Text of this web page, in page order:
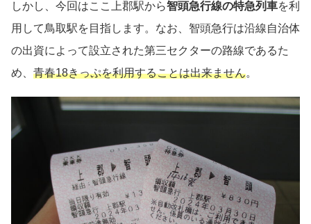
しかし、今回はここ上郡駅から智頭急行線の特急列車を利
用して鳥取駅を目指します。なお、智頭急行は沿線自治体
の出資によって設立された第三セクターの路線であるた
め、 青春18きっぷを利用することは出来ません。